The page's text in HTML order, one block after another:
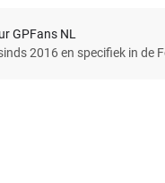
GPFans NL
2016 en specifiek in de